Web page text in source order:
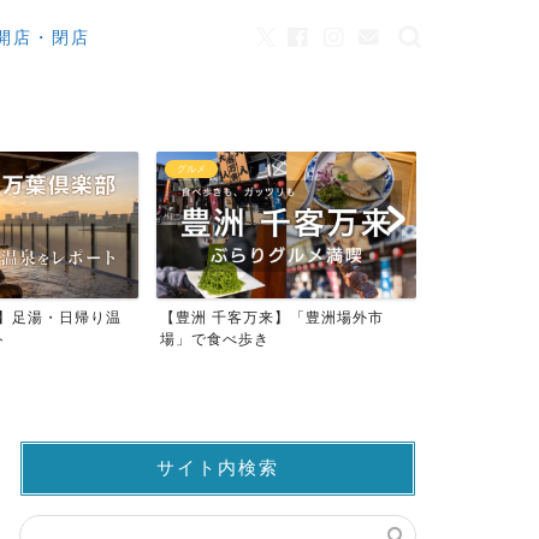
店・閉店
足湯・日帰り温
グルメ
【豊洲 千客万来】「豊洲場外市
場」で食べ歩き
サイト内検索